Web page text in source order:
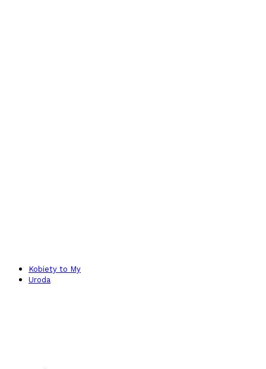
Kobiety to My
Uroda